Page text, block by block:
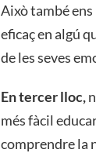
Això també
eficaç en algú
de les seves
En tercer lloc,
més fàcil
comprendre la